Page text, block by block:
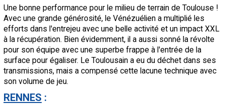
Une bonne performance pour le milieu de terrain de Toulouse !
Avec une grande générosité, le Vénézuélien a multiplié les
efforts dans l'entrejeu avec une belle activité et un impact XXL
à la récupération. Bien évidemment, il a aussi sonné la révolte
pour son équipe avec une superbe frappe à l'entrée de la
surface pour égaliser. Le Toulousain a eu du déchet dans ses
transmissions, mais a compensé cette lacune technique avec
son volume de jeu.
RENNES :